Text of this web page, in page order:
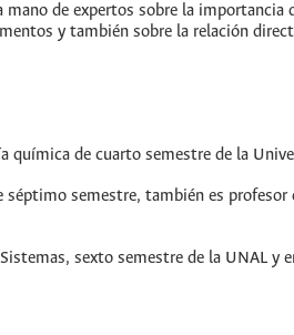
mano de expertos sobre la
y también sobre la relación
química de cuarto semestre de la
semestre, también es profesor
sexto semestre de la UNAL y